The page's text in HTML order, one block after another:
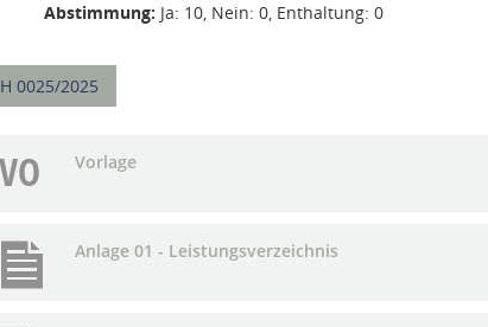
Abstimmung: Ja: 10, Nein: 0, Enthaltung: 0
H 0025/2025
VO Vorlage
Anlage 01 - Leistungsverzeichnis